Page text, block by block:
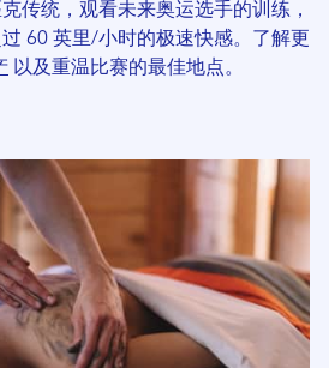
传统，观看未来奥运选手的训练，
60 英里/小时的极速快感。了解更
以及重温比赛的最佳地点。